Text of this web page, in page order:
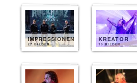
IMPRESSIONEN
27 BILDER
KREATOR
15 BILDER